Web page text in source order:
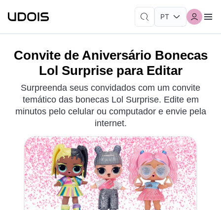
Convite de Aniversário Bonecas
Lol Surprise para Editar
Surpreenda seus convidados com um convite
temático das bonecas Lol Surprise. Edite em
minutos pelo celular ou computador e envie pela
internet.